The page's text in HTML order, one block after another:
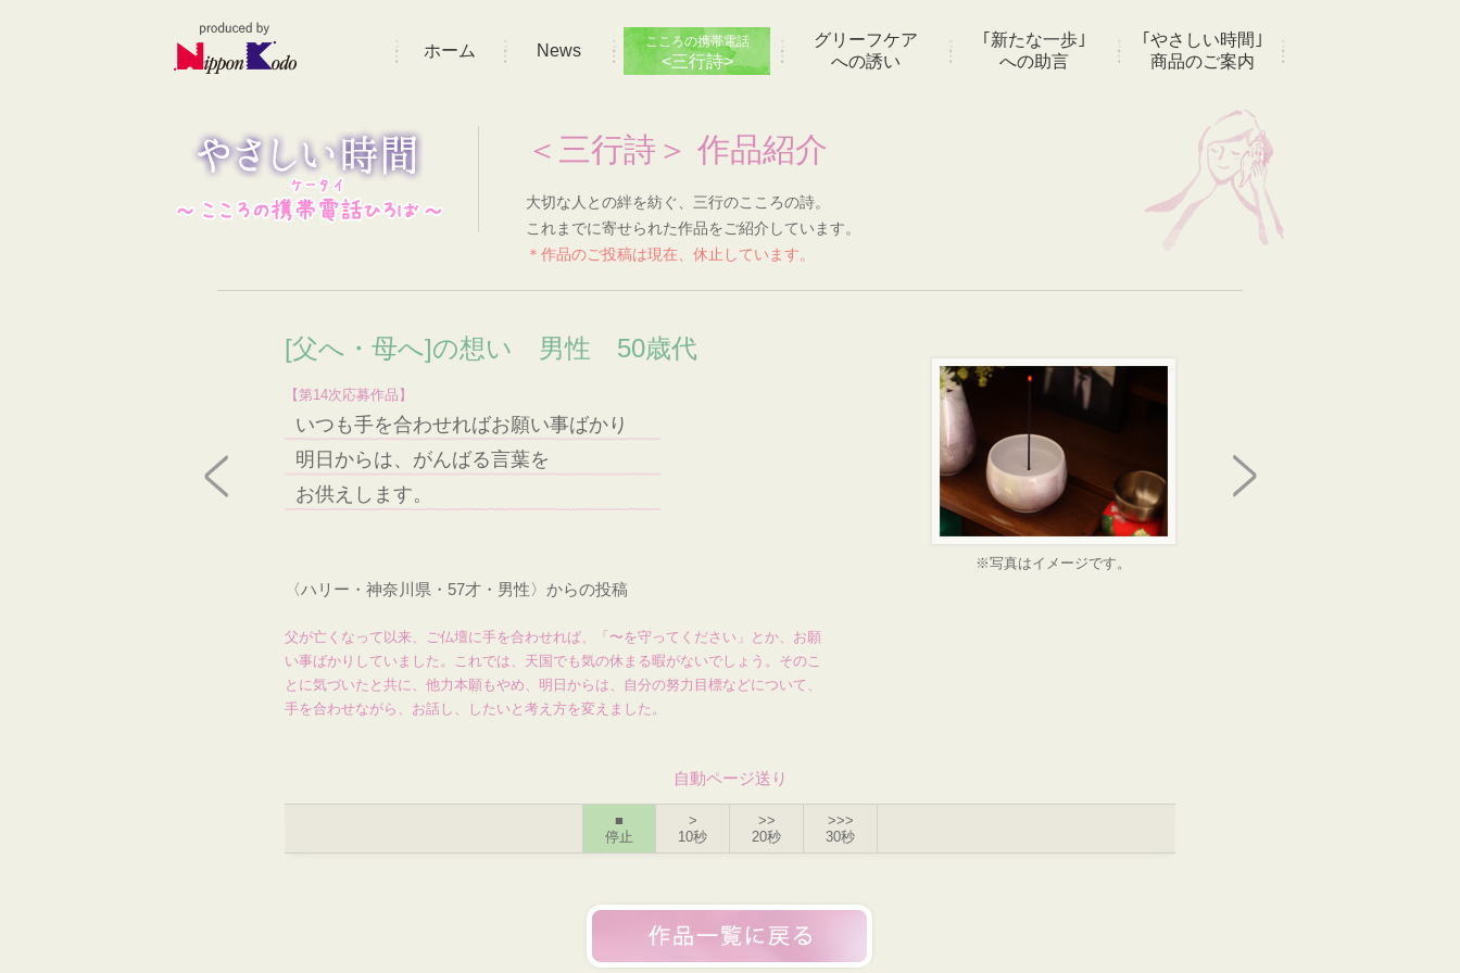
ホーム News こころの携帯電話
<三行詩>
グリーフケア
への誘い
｢新たな一歩｣
への助言
｢やさしい時間｣
商品のご案内
＜三行詩＞ 作品紹介
大切な人との絆を紡ぐ、三行のこころの詩。
これまでに寄せられた作品をご紹介しています。
＊作品のご投稿は現在、休止しています。
[父へ・母へ]の想い 男性 50歳代
【第14次応募作品】
いつも手を合わせればお願い事ばかり
明日からは、がんばる言葉を
お供えします。
※写真はイメージです。
〈ハリー・神奈川県・57才・男性〉からの投稿
父が亡くなって以来、ご仏壇に手を合わせれば、「〜を守ってください」とか、お願
い事ばかりしていました。これでは、天国でも気の休まる暇がないでしょう。そのこ
とに気づいたと共に、他力本願もやめ、明日からは、自分の努力目標などについて、
手を合わせながら、お話し、したいと考え方を変えました。
自動ページ送り
■
停止
>
10秒
>>
20秒
>>>
30秒